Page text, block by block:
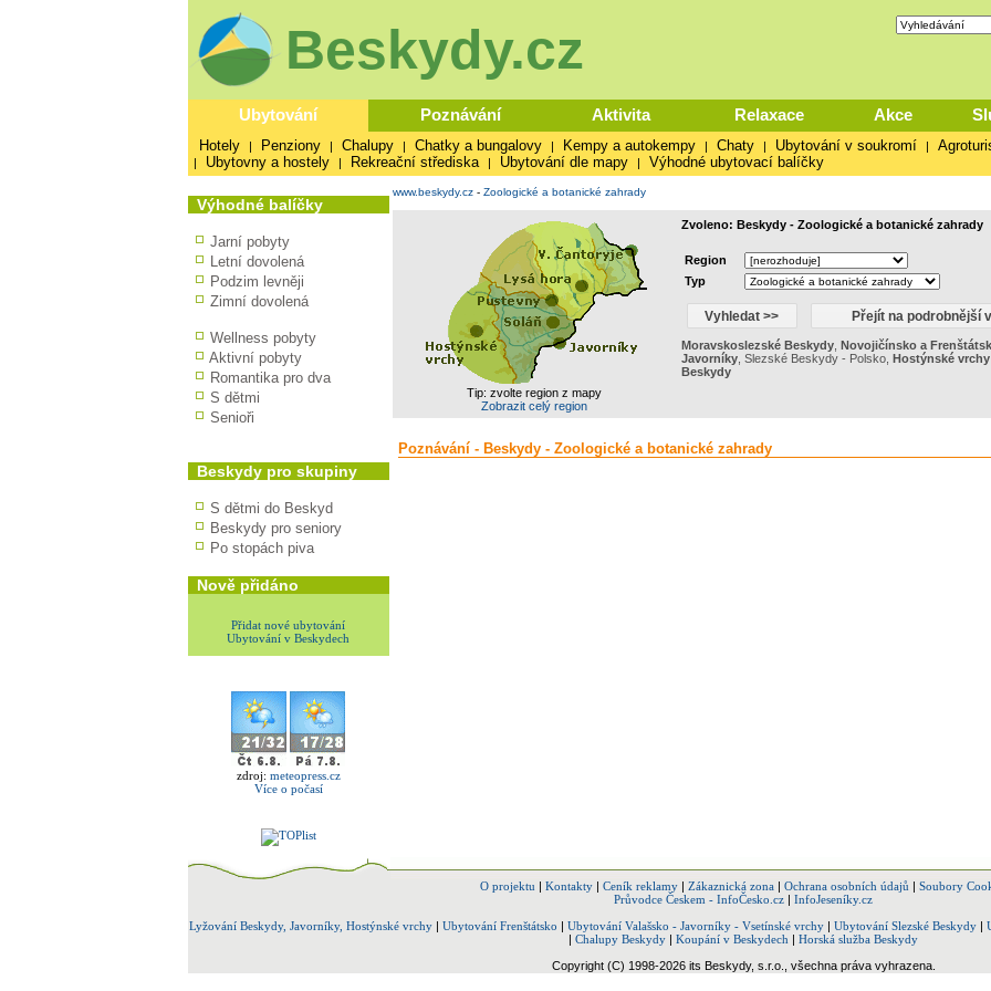
Beskydy.cz
Ubytování Poznávání Aktivita Relaxace Akce
Hotely | Penziony | Chalupy | Chatky a bungalovy | Kempy a autokempy | Chaty | Ubytování v soukromí |
| Ubytovny a hostely | Rekreační střediska | Ubytování dle mapy | Výhodné ubytovací balíčky
Výhodné balíčky
Jarní pobyty
Letní dovolená
Podzim levněji
Zimní dovolená
Wellness pobyty
Aktivní pobyty
Romantika pro dva
S dětmi
Senioři
Beskydy pro skupiny
S dětmi do Beskyd
Beskydy pro seniory
Po stopách piva
Nově přidáno
Přidat nové ubytování
Ubytování v Beskydech
zdroj: meteopress.cz
Více o počasí
www.beskydy.cz- Zoologické a botanické zahrady
Tip: zvolte region z mapy
Zobrazit celý region
Zvoleno: Beskydy - Zoologické a botanické zahrady
Region
Typ
Moravskoslezské Beskydy, Novojičínsko a
Javorníky, Slezské Beskydy - Polsko, Hostýnské
Beskydy
Poznávání - Beskydy - Zoologické a botanické zahrady
O projektu | Kontakty| Ceník reklamy| Zákaznická zona| Ochrana osobních údajů | Soubory
Průvodce Českem - InfoČesko.cz | InfoJeseníky.cz
Lyžování Beskydy, Javorníky, Hostýnské vrchy | Ubytování Frenštátsko | Ubytování Valašsko - Javorníky - Vsetínské vrchy | Ubytování Slezské Beskydy |
| Chalupy Beskydy | Koupání v Beskydech | Horská služba Beskydy
Copyright (C) 1998-2026 its Beskydy, s.r.o., všechna práva vyhrazena.